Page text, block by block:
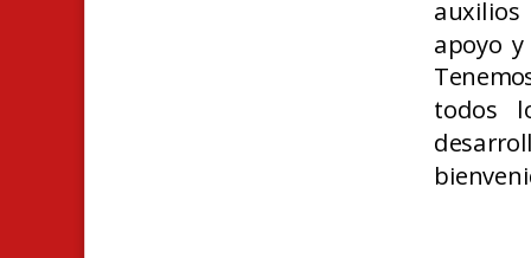
apoyo
todos